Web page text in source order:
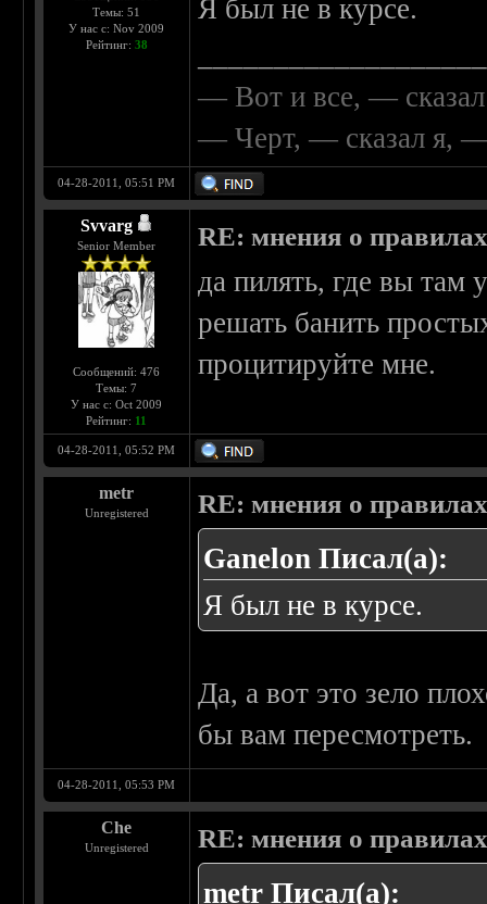
Темы: 51
У нас с: Nov 2009
Рейтинг: 38
Я был не в курсе.
— Вот и все, —
— Черт, — сказал я, —
04-28-2011, 05:51 PM
Svvarg
Senior Member
Сообщений: 476
Темы: 7
У нас с: Oct 2009
Рейтинг: 11
RE: мнения о
да пилять, где вы там
решать банить
процитируйте мне.
04-28-2011, 05:52 PM
metr
Unregistered RE: мнения о
Ganelon Писал(а):
Я был не в курсе.
Да, а вот это зело
бы вам пересмотреть.
04-28-2011, 05:53 PM
Che
Unregistered RE: мнения о
metr Писал(а):